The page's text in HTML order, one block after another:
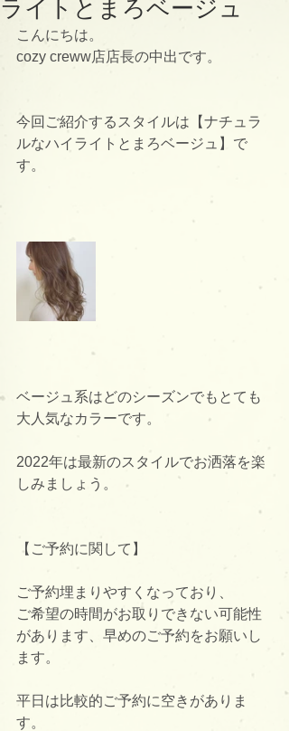
ライトとまろベージュ
こんにちは。
cozy creww店店長の中出です。
今回ご紹介するスタイルは【ナチュラ
ルなハイライトとまろベージュ】で
す。
ベージュ系はどのシーズンでもとても
大人気なカラーです。
2022年は最新のスタイルでお洒落を楽
しみましょう。
【ご予約に関して】
ご予約埋まりやすくなっており、
ご希望の時間がお取りできない可能性
があります、早めのご予約をお願いし
ます。
平日は比較的ご予約に空きがありま
す。